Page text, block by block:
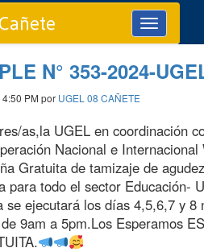
Toggle
navigation
N° 353-2024-
PM por UGEL 08 CAÑETE
as,la UGEL en coordinación
Nacional e
Gratuita de tamizaje de
para todo el sector Educación-
se ejecutará los días 4,5,6,7 y 8
9am a 5pm.Los Esperamos